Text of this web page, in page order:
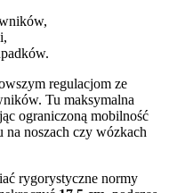
regulacjom ze
Tu maksymalna
ograniczoną mobilność
na noszach czy wózkach
rygorystyczne normy